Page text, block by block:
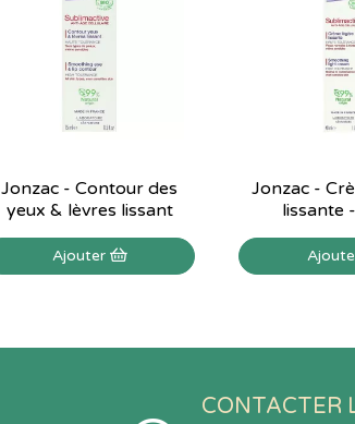
Jonzac - Contour des
yeux & lèvres lissant
Ajouter
Jonzac -
lissante
CONTACTER